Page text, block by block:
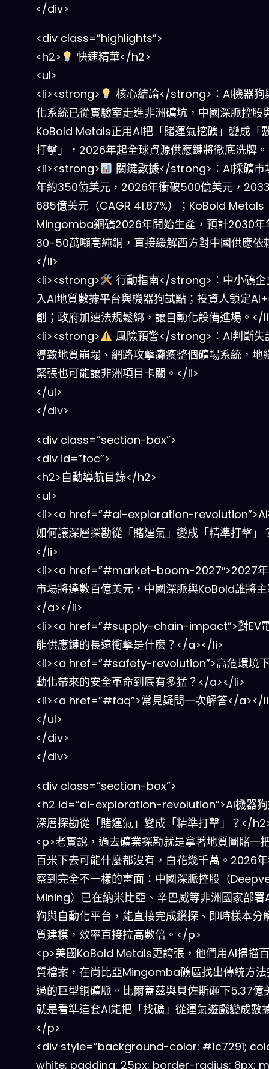
</div>
<div class=”highlights”>
<h2>
快速精華</h2>
<ul>
<li><strong>
核心結論</strong>：AI機器狗
化系統已從實驗室走進非洲礦坑，中國深脈控股
KoBold Metals正用AI把「賭運氣挖礦」變成「
打擊」，2026年起全球資源供應鏈將徹底洗牌
<li><strong>
關鍵數據</strong>：AI採礦
年約350億美元，2026年衝破500億美元，
685億美元（CAGR 41.87%）；KoBold Metals
Mingomba銅礦2026年開始生產，預計2030年
30-50萬噸高純銅，直接緩解西方對中國供應依
</li>
<li><strong>
行動指南</strong>：中小礦企
入AI地質數據平台與機器狗試點；投資人鎖定
創；政府加速法規鬆綁，讓自動化設備進場。</
<li><strong>
風險預警</strong>：AI判斷失
導致地質崩塌、網路攻擊癱瘓整個礦場系統，地
緊張也可能讓非洲項目卡關。</li>
</ul>
</div>
<div class=”section-box”>
<div id=”toc”>
<h2>自動導航目錄</h2>
<ul>
<li><a href=”#ai-exploration-revolution”>AI
如何讓深層探勘從「賭運氣」變成「精準打擊」
</li>
<li><a href=”#market-boom-2027″>2027年
市場將達數百億美元，中國深脈與KoBold誰將
</a></li>
<li><a href=”#supply-chain-impact”>對EV
能供應鏈的長遠衝擊是什麼？</a></li>
<li><a href=”#safety-revolution”>高危環境
動化帶來的安全革命到底有多猛？</a></li>
<li><a href=”#faq”>常見疑問一次解答</a></
</ul>
</div>
</div>
<div class=”section-box”>
<h2 id=”ai-exploration-revolution”>AI機器狗
深層探勘從「賭運氣」變成「精準打擊」？</
<p>老實說，過去礦業探勘就是拿著地質圖賭一
百米下去可能什麼都沒有，白花幾千萬。2026
察到完全不一樣的畫面：中國深脈控股（
Mining）已在納米比亞、辛巴威等非洲國家部署
狗與自動化平台，能直接完成鑽探、即時樣本分
質建模，效率直接拉高數倍。</p>
<p>美國KoBold Metals更誇張，他們用AI掃描
質檔案，在尚比亞Mingomba礦區找出傳統方法
過的巨型銅礦脈。比爾蓋茲與貝佐斯砸下5.37億
就是看準這套AI能把「找礦」從運氣遊戲變成數
</p>
<div style=”background-color: #1c7291;
white; padding: 25px; border-radius: 8px;